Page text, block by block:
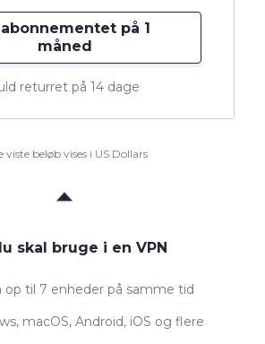
abonnementet på 1
måned
returret på 14 dage
viste beløb vises i US Dollars
skal bruge i en VPN
op til 7 enheder på samme tid
macOS, Android, iOS og flere